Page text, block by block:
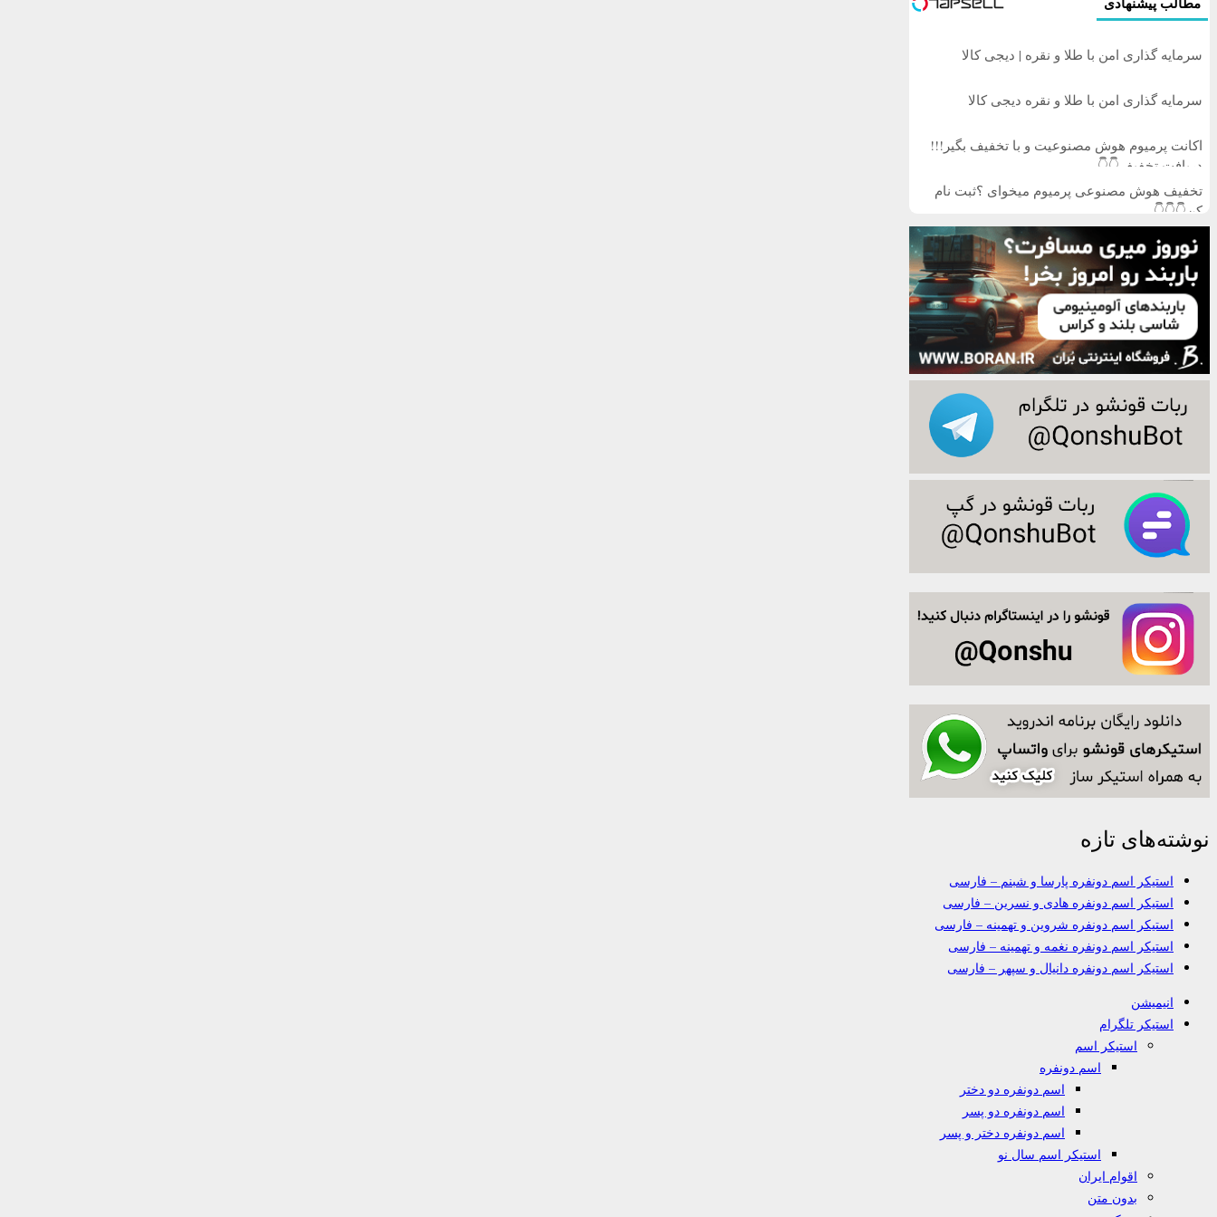
سرمایه گذاری امن با طلا و نقره | دیجی کالا
سرمایه گذاری امن با طلا و نقره دیجی کالا
اکانت پرمیوم هوش مصنوعیت و با تخفیف بگیر!!!
دریافت تخفیف👇👇
تخفیف هوش مصنوعی پرمیوم میخوای ؟ثبت نام
کن👇👇👇
نوشته‌های تازه
استیکر اسم دونفره پارسا و شبنم – فارسی
استیکر اسم دونفره هادی و نسرین – فارسی
استیکر اسم دونفره شروین و تهمینه – فارسی
استیکر اسم دونفره نغمه و تهمینه – فارسی
استیکر اسم دونفره دانیال و سپهر – فارسی
انیمیشن
استیکر تلگرام
استیکر اسم
اسم دونفره
اسم دونفره دو دختر
اسم دونفره دو پسر
اسم دونفره دختر و پسر
استیکر اسم سال نو
اقوام ایران
بدون متن